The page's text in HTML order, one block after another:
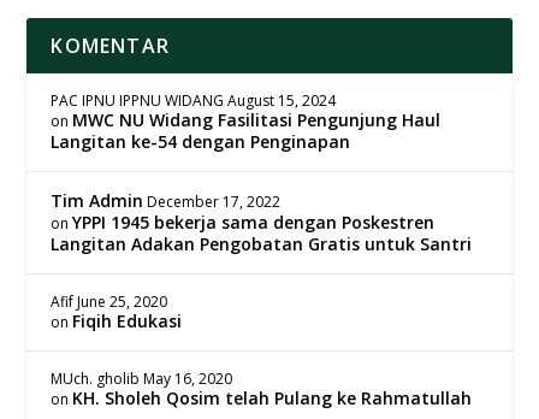
KOMENTAR
PAC IPNU IPPNU WIDANG August 15, 2024
on MWC NU Widang Fasilitasi Pengunjung Haul
Langitan ke-54 dengan Penginapan
Tim Admin December 17, 2022
onYPPI 1945 bekerja sama dengan Poskestren
Langitan Adakan Pengobatan Gratis untuk Santri
Afif June 25, 2020
on Fiqih Edukasi
MUch. gholib May 16, 2020
on KH. Sholeh Qosim telah Pulang ke Rahmatullah